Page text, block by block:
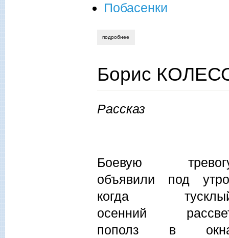
Побасенки
подробнее
Борис
Рассказ
Боевую
объявили под
когда
осенний
пополз в